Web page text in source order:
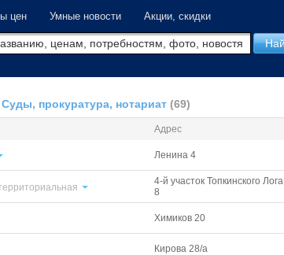
цен Умные новости Акции, скидки
прокуратура, нотариат (69)
Адрес
Ленина 4
4-й участок Топкинского Лога
8
Химиков 20
Кирова 28/а